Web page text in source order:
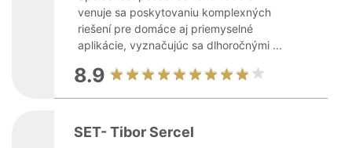
venuje sa poskytovaniu komplexných
riešení pre domáce aj priemyselné
aplikácie, vyznačujúc sa dlhoročnými ...
8.9
SET- Tibor Sercel